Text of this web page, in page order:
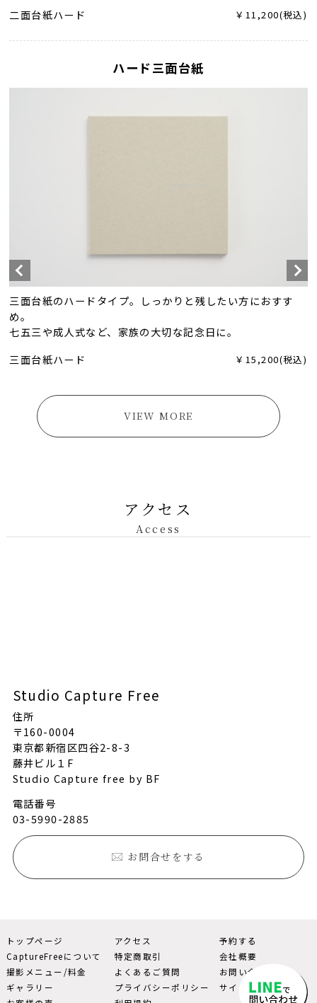
二面台紙ハード ￥11,200(税込)
ハード三面台紙
三面台紙のハードタイプ。しっかりと残したい方におすす
め。
七五三や成人式など、家族の大切な記念日に。
三面台紙ハード ￥15,200(税込)
VIEW MORE
アクセス
Access
Studio Capture Free
住所
〒160-0004
東京都新宿区四谷2-8-3
藤井ビル１F
Studio Capture free by BF
電話番号
03-5990-2885
お問合せをする
トップページ
CaptureFreeについて
撮影メニュー/料金
ギャラリー
アクセス
特定商取引
よくあるご質問
プライバシーポリシー
予約する
会社概要
お問い合わせ
サイトマップ